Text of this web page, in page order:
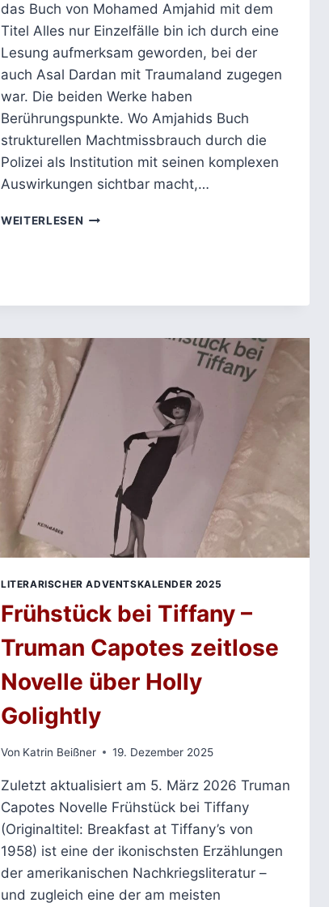
das Buch von Mohamed Amjahid mit dem
Titel Alles nur Einzelfälle bin ich durch eine
Lesung aufmerksam geworden, bei der
auch Asal Dardan mit Traumaland zugegen
war. Die beiden Werke haben
Berührungspunkte. Wo Amjahids Buch
strukturellen Machtmissbrauch durch die
Polizei als Institution mit seinen komplexen
Auswirkungen sichtbar macht,…
WEITERLESEN MOHAMED
HINTER
DER
POLIZEIGEWALT
LITERARISCHER ADVENTSKALENDER 2025
Frühstück bei Tiffany –
Truman Capotes zeitlose
Novelle über Holly
Golightly
Von Katrin Beißner 19. Dezember 2025
Zuletzt aktualisiert am 5. März 2026 Truman
Capotes Novelle Frühstück bei Tiffany
(Originaltitel: Breakfast at Tiffany’s von
1958) ist eine der ikonischsten Erzählungen
der amerikanischen Nachkriegsliteratur –
und zugleich eine der am meisten